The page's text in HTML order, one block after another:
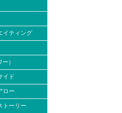
イティング
）
イド
ロー
トーリー